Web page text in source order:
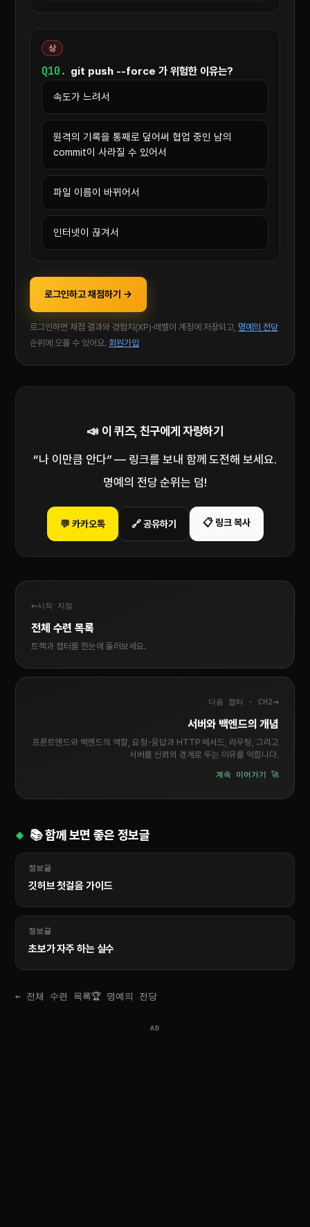
상
Q10. git push --force 가 위험한 이유는?
속도가 느려서
원격의 기록을 통째로 덮어써 협업 중인 남의
commit이 사라질 수 있어서
파일 이름이 바뀌어서
인터넷이 끊겨서
로그인하고 채점하기 →
로그인하면 채점 결과와 경험치(XP)·레벨이 계정에 저장되고, 명예의 전당
순위에 오를 수 있어요. 회원가입
📣 이 퀴즈, 친구에게 자랑하기
“나 이만큼 안다” — 링크를 보내 함께 도전해 보세요.
명예의 전당 순위는 덤!
💬 카카오톡 🔗 공유하기 📋 링크 복사
←시작 지점
전체 수련 목록
트랙과 챕터를 한눈에 둘러보세요.
다음 챕터 · CH2→
서버와 백엔드의 개념
프론트엔드와 백엔드의 역할, 요청-응답과 HTTP 메서드, 라우팅, 그리고
서버를 신뢰의 경계로 두는 이유를 익힙니다.
계속 이어가기 🚀
📚 함께 보면 좋은 정보글
정보글
깃허브 첫걸음 가이드
정보글
초보가 자주 하는 실수
← 전체 수련 목록🏆 명예의 전당
AD